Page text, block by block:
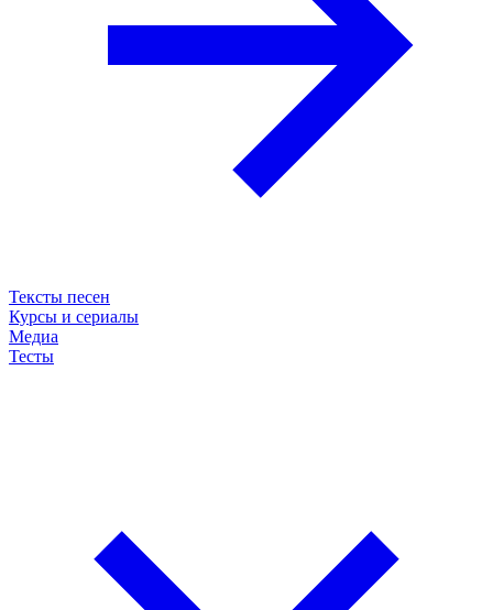
Тексты песен
Курсы и сериалы
Медиа
Тесты